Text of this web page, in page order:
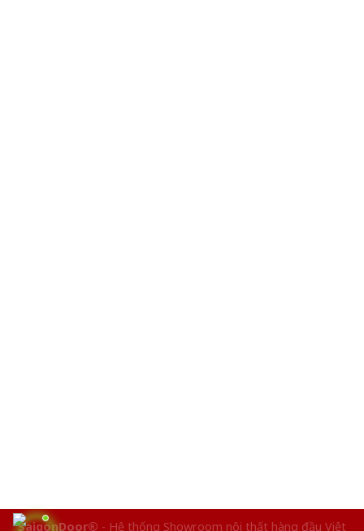
SaigonDoor® - Hệ thống Showroom nội thất hàng đầu Việt